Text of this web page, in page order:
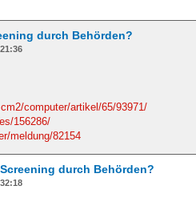
durch Behörden?
computer/artikel/65/93971/
156286/
meldung/82154
durch Behörden?